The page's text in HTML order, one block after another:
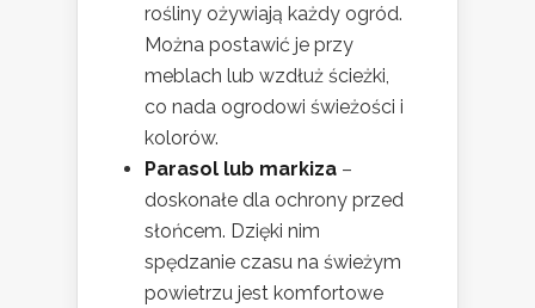
rośliny ożywiają każdy ogród.
Można postawić je przy
meblach lub wzdłuż ścieżki,
co nada ogrodowi świeżości i
kolorów.
Parasol lub markiza –
doskonałe dla ochrony przed
słońcem. Dzięki nim
spędzanie czasu na świeżym
powietrzu jest komfortowe